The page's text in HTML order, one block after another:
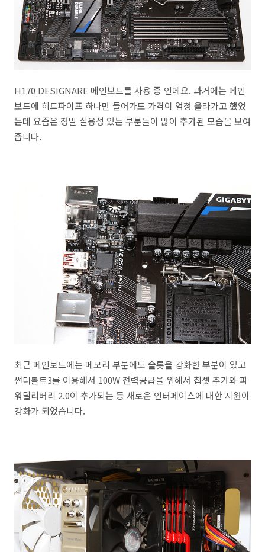
H170 DESIGNARE 메인보드를 사용 중 인데요. 과거에는 메인
보드에 히트파이프 하나만 들어가도 가격이 엄청 올라가고 했었
는데 요즘은 정말 실용성 있는 부분들이 많이 추가된 모습을 보여
줍니다.
최근 메인보드에는 메모리 부분에도 슬롯을 강화한 부분이 있고
썬더볼트3를 이용해서 100W 전력공급을 위해서 칩셋 추가와 파
워딜리버리 2.0이 추가되는 등 새로운 인터페이스에 대한 지원이
강화가 되었습니다.